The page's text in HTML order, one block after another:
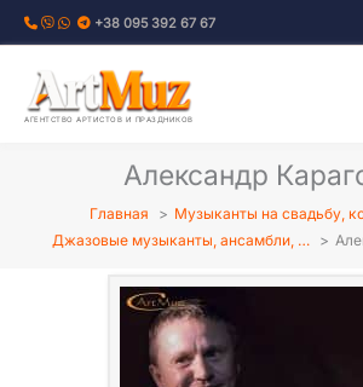
Перейти
+38 095 392 67 67
АГЕНТСТВО АРТИСТОВ И ПРАЗДНИКОВ
Александр
Главная
Музыканты на свадьбу,
Джазовые музыканты, ансамбли, …